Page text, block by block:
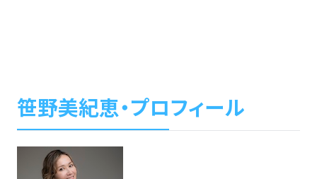
笹野美紀恵・プロフィール